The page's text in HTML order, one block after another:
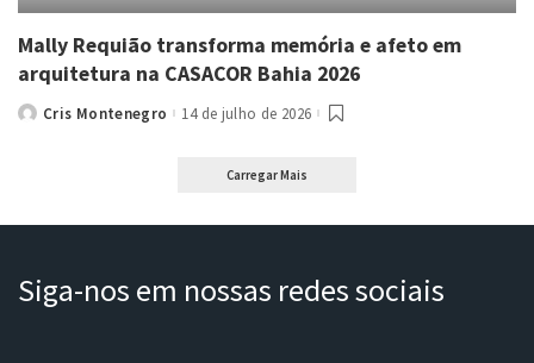
Mally Requião transforma memória e afeto em
arquitetura na CASACOR Bahia 2026
PostedCris Montenegro 14 de julho de 2026
Carregar Mais
Siga-nos em nossas redes sociais